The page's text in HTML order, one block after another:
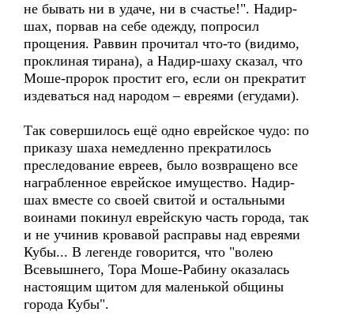
не бывать ни в удаче, ни в счастье!". Надир-
шах, порвав на себе одежду, попросил
прощения. Раввин прочитал что-то (видимо,
проклиная тирана), а Надир-шаху сказал, что
Моше-пророк простит его, если он прекратит
издеваться над народом – евреями (егудами).
Так совершилось ещё одно еврейское чудо: по
приказу шаха немедленно прекратилось
преследование евреев, было возвращено все
награбленное еврейское имущество. Надир-
шах вместе со своей свитой и остальными
воинами покинул еврейскую часть города, так
и не учинив кровавой расправы над евреями
Кубы... В легенде говорится, что "волею
Всевышнего, Тора Моше-Рабину оказалась
настоящим щитом для маленькой общины
города Кубы".